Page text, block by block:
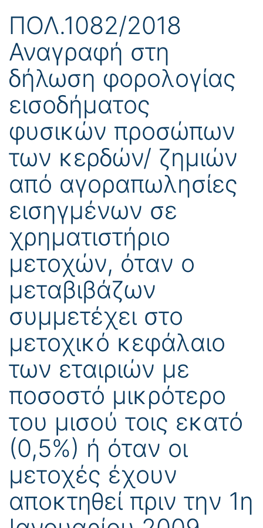
ΠΟΛ.1082/2018
Αναγραφή στη
δήλωση φορολογίας
εισοδήματος
φυσικών προσώπων
των κερδών/ ζημιών
από αγοραπωλησίες
εισηγμένων σε
χρηματιστήριο
μετοχών, όταν ο
μεταβιβάζων
συμμετέχει στο
μετοχικό κεφάλαιο
των εταιριών με
ποσοστό μικρότερο
του μισού τοις εκατό
(0,5%) ή όταν οι
μετοχές έχουν
αποκτηθεί πριν την 1η